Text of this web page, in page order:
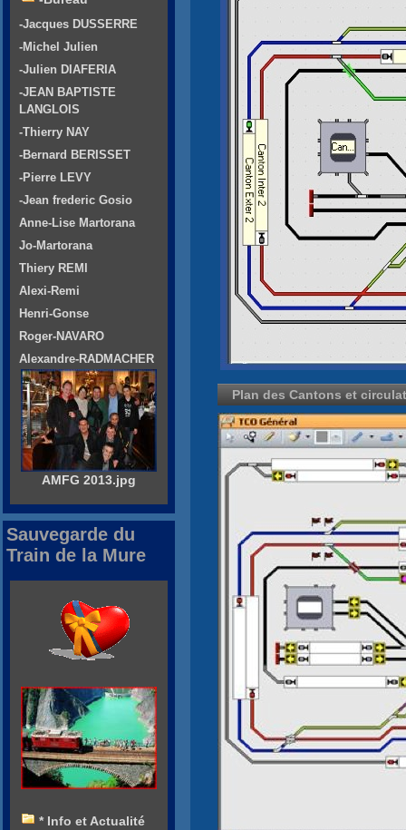
Plan des Cantons et
-Jacques DUSSERRE
-Michel Julien
-Julien DIAFERIA
-JEAN BAPTISTE
LANGLOIS
-Thierry NAY
-Bernard BERISSET
-Pierre LEVY
-Jean frederic Gosio
Anne-Lise Martorana
Jo-Martorana
Thiery REMI
Alexi-Remi
Henri-Gonse
Roger-NAVARO
Alexandre-RADMACHER
AMFG 2013.jpg
Sauvegarde du
Train de la Mure
* Info et Actualité